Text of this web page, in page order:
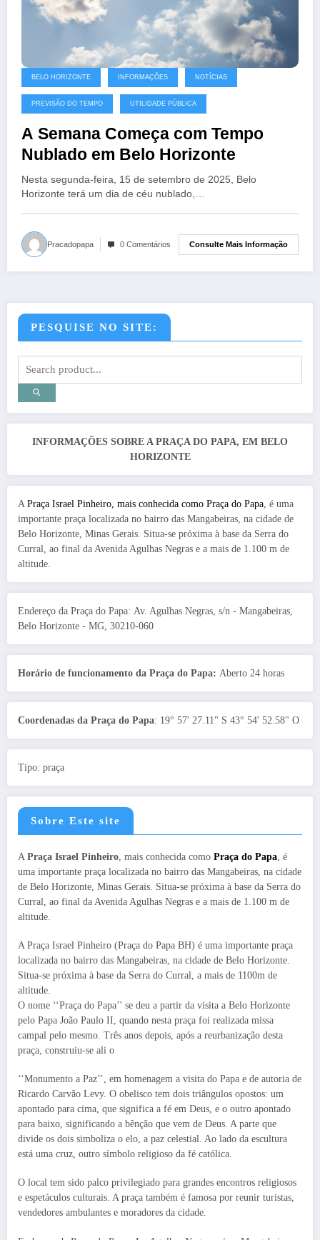
BELO HORIZONTE INFORMAÇÕES NOTÍCIAS
PREVISÃO DO TEMPO UTILIDADE PÚBLICA
A Semana Começa com Tempo
Nublado em Belo Horizonte
Nesta segunda-feira, 15 de setembro de 2025, Belo
Horizonte terá um dia de céu nublado,…
Pracadopapa 0 Comentários Consulte Mais Informação
PESQUISE NO SITE:
INFORMAÇÕES SOBRE A PRAÇA DO PAPA, EM BELO
HORIZONTE
A Praça Israel Pinheiro, mais conhecida como Praça do Papa , é uma
importante praça localizada no bairro das Mangabeiras, na cidade de
Belo Horizonte, Minas Gerais. Situa-se próxima à base da Serra do
Curral, ao final da Avenida Agulhas Negras e a mais de 1.100 m de
altitude.
Endereço da Praça do Papa: Av. Agulhas Negras, s/n - Mangabeiras,
Belo Horizonte - MG, 30210-060
Horário de funcionamento da Praça do Papa: Aberto 24 horas
Coordenadas da Praça do Papa: 19° 57' 27.11" S 43° 54' 52.58" O
Tipo: praça
Sobre Este site
A Praça Israel Pinheiro , mais conhecida como Praça do Papa , é
uma importante praça localizada no bairro das Mangabeiras, na cidade
de Belo Horizonte, Minas Gerais. Situa-se próxima à base da Serra do
Curral, ao final da Avenida Agulhas Negras e a mais de 1.100 m de
altitude.
A Praça Israel Pinheiro (Praça do Papa BH) é uma importante praça
localizada no bairro das Mangabeiras, na cidade de Belo Horizonte.
Situa-se próxima à base da Serra do Curral, a mais de 1100m de
altitude.
O nome ‘‘Praça do Papa’’ se deu a partir da visita a Belo Horizonte
pelo Papa João Paulo II, quando nesta praça foi realizada missa
campal pelo mesmo. Três anos depois, após a reurbanização desta
praça, construiu-se ali o
‘‘Monumento a Paz’’, em homenagem a visita do Papa e de autoria de
Ricardo Carvão Levy. O obelisco tem dois triângulos opostos: um
apontado para cima, que significa a fé em Deus, e o outro apontado
para baixo, significando a bênção que vem de Deus. A parte que
divide os dois simboliza o elo, a paz celestial. Ao lado da escultura
está uma cruz, outro símbolo religioso da fé católica.
O local tem sido palco privilegiado para grandes encontros religiosos
e espetáculos culturais. A praça também é famosa por reunir turistas,
vendedores ambulantes e moradores da cidade.